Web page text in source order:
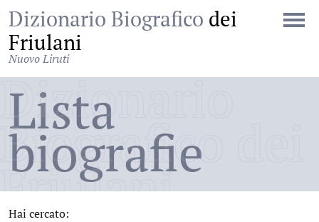
Dizionario Biografico dei
Friulani
Nuovo Liruti
Dizionario
Biografico dei
Friulani
Lista
biografie
Hai cercato: